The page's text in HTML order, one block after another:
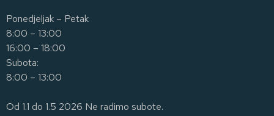
Ponedjeljak – Petak
8:00 – 13:00
16:00 – 18:00
Subota:
8:00 – 13:00
Od 1.1 do 1.5 2026 Ne radimo subote.